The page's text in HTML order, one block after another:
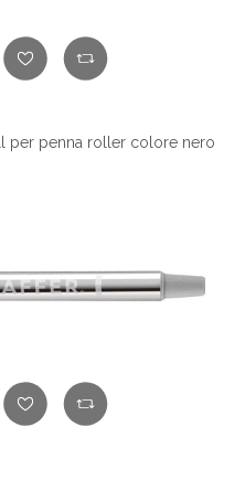
per penna roller colore nero